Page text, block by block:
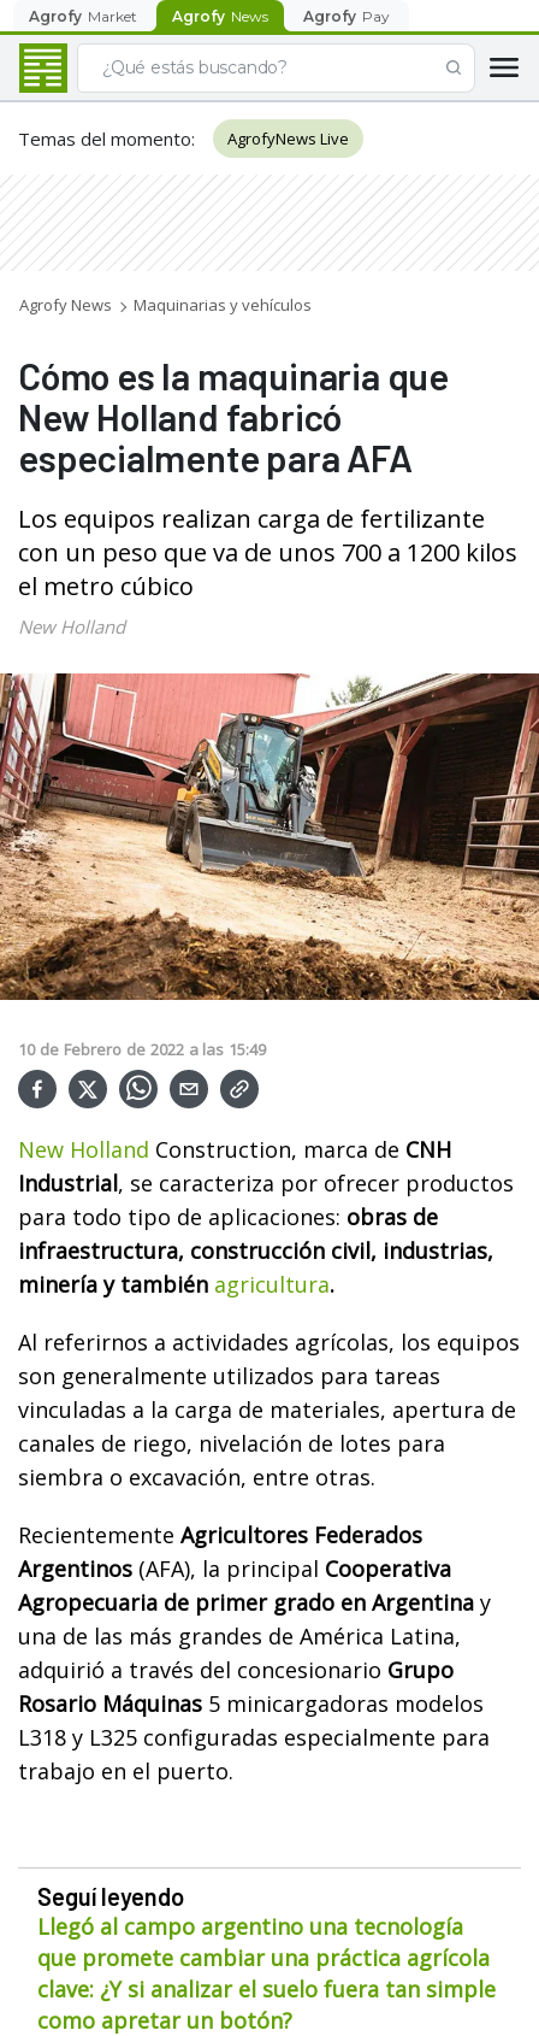
Agrofy Market Agrofy News Agrofy Pay
Temas del momento: AgrofyNews Live
Agrofy News Maquinarias y vehículos
Cómo es la maquinaria que
New Holland fabricó
especialmente para AFA
Los equipos realizan carga de fertilizante
con un peso que va de unos 700 a 1200 kilos
el metro cúbico
New Holland
10 de Febrero de 2022 a las 15:49
New Holland Construction, marca de CNH
Industrial, se caracteriza por ofrecer productos
para todo tipo de aplicaciones: obras de
infraestructura, construcción civil, industrias,
minería y también agricultura.
Al referirnos a actividades agrícolas, los equipos
son generalmente utilizados para tareas
vinculadas a la carga de materiales, apertura de
canales de riego, nivelación de lotes para
siembra o excavación, entre otras.
Recientemente Agricultores Federados
Argentinos (AFA), la principal Cooperativa
Agropecuaria de primer grado en Argentina y
una de las más grandes de América Latina,
adquirió a través del concesionario Grupo
Rosario Máquinas 5 minicargadoras modelos
L318 y L325 configuradas especialmente para
trabajo en el puerto.
Seguí leyendo
Llegó al campo argentino una tecnología
que promete cambiar una práctica agrícola
clave: ¿Y si analizar el suelo fuera tan simple
como apretar un botón?